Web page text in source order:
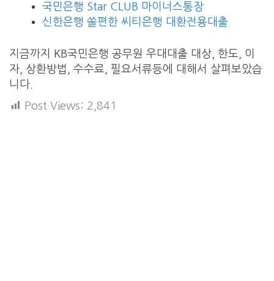
국민은행 Star CLUB 마이너스통장
신한은행 쏠편한 씨티은행 대환전용대출
지금까지
KB국민은행 공무원 우대대출 대상, 한도, 이
자, 상환방법, 수수료, 필요서류등에 대해서 살펴보았습
니다.
Post Views: 2,841